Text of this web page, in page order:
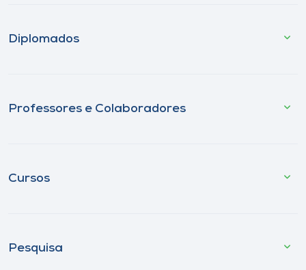
Diplomados
Professores e Colaboradores
Cursos
Pesquisa